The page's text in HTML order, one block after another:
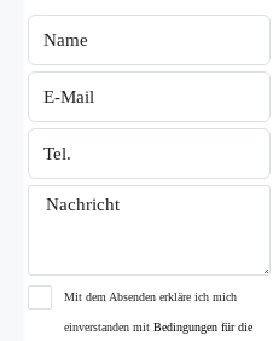
Mit dem Absenden erkläre ich mich
einverstanden mit Bedingungen für die